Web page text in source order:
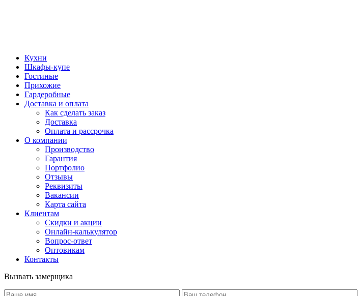
Кухни
Шкафы-купе
Гостиные
Прихожие
Гардеробные
Доставка и оплата
Как сделать заказ
Доставка
Оплата и рассрочка
О компании
Производство
Гарантия
Портфолио
Отзывы
Реквизиты
Вакансии
Карта сайта
Клиентам
Скидки и акции
Онлайн-калькулятор
Вопрос-ответ
Оптовикам
Контакты
Вызвать замерщика